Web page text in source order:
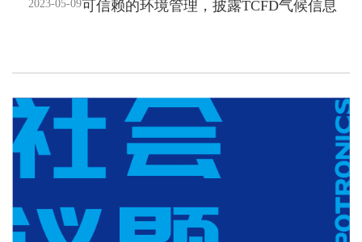
可信赖的环境管理，披露TCFD气候信息
2023-05-09